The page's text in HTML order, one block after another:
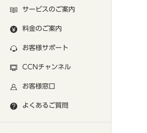
サービスのご案内
料金のご案内
お客様サポート
CCNチャンネル
お客様窓口
よくあるご質問